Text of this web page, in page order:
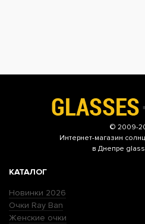
© 2009-
Интернет-магазин
в Днепре
КАТАЛОГ
Новинки 2026
Очки Ray Ban
Женские очки